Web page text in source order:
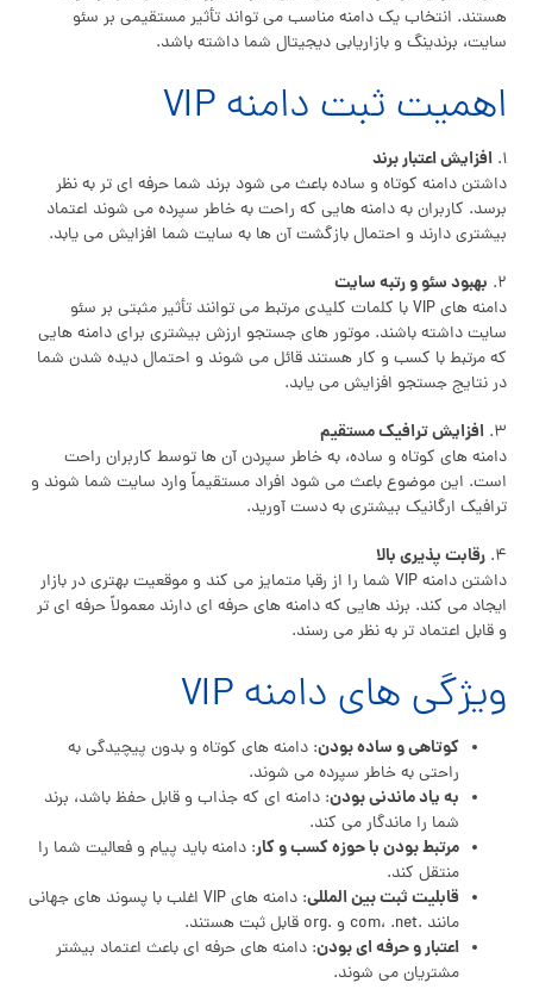
هستند. انتخاب یک دامنه مناسب می تواند تأثیر مستقیمی بر سئو
سایت، برندینگ و بازاریابی دیجیتال شما داشته باشد.
اهمیت ثبت دامنه VIP
۱. افزایش اعتبار برند
داشتن دامنه کوتاه و ساده باعث می شود برند شما حرفه ای تر به نظر
برسد. کاربران به دامنه هایی که راحت به خاطر سپرده می شوند اعتماد
بیشتری دارند و احتمال بازگشت آن ها به سایت شما افزایش می یابد.
۲. بهبود سئو و رتبه سایت
دامنه های VIP با کلمات کلیدی مرتبط می توانند تأثیر مثبتی بر سئو
سایت داشته باشند. موتور های جستجو ارزش بیشتری برای دامنه هایی
که مرتبط با کسب و کار هستند قائل می شوند و احتمال دیده شدن شما
در نتایج جستجو افزایش می یابد.
۳. افزایش ترافیک مستقیم
دامنه های کوتاه و ساده، به خاطر سپردن آن ها توسط کاربران راحت
است. این موضوع باعث می شود افراد مستقیماً وارد سایت شما شوند و
ترافیک ارگانیک بیشتری به دست آورید.
۴. رقابت پذیری بالا
داشتن دامنه VIP شما را از رقبا متمایز می کند و موقعیت بهتری در بازار
ایجاد می کند. برند هایی که دامنه های حرفه ای دارند معمولاً حرفه ای تر
و قابل اعتماد تر به نظر می رسند.
ویژگی های دامنه VIP
کوتاهی و ساده بودن: دامنه های کوتاه و بدون پیچیدگی به
راحتی به خاطر سپرده می شوند.
به یاد ماندنی بودن: دامنه ای که جذاب و قابل حفظ باشد، برند
شما را ماندگار می کند.
مرتبط بودن با حوزه کسب و کار: دامنه باید پیام و فعالیت شما را
منتقل کند.
قابلیت ثبت بین المللی
: دامنه های VIP اغلب با پسوند های جهانی
مانند .com، .net و .org قابل ثبت هستند.
اعتبار و حرفه ای بودن: دامنه های حرفه ای باعث اعتماد بیشتر
مشتریان می شوند.